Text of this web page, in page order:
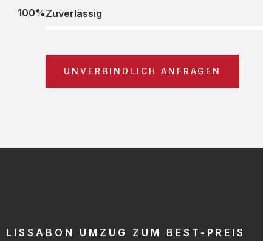
Zuverlässig
100%
UNVERBINDLICH ANFRAGEN
LISSABON UMZUG ZUM BEST-PREIS